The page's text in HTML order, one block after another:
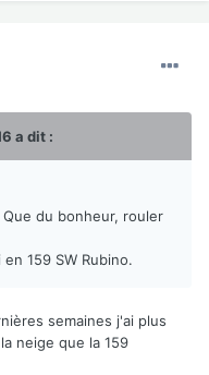
a dit :
Que du bonheur, rouler
159 SW Rubino.
semaines j'ai plus
neige que la 159